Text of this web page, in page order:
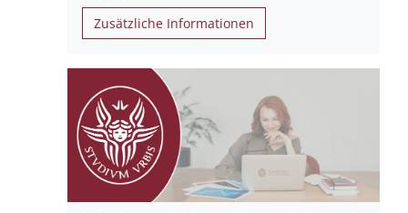
Zusätzliche Informationen